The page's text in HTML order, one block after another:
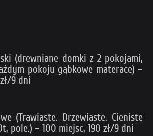
(drewniane domki z 2 pokojami,
pokoju gąbkowe materace) –
9 dni
(Trawiaste. Drzewiaste. Cieniste
pole.) – 100 miejsc, 190 zł/9 dni